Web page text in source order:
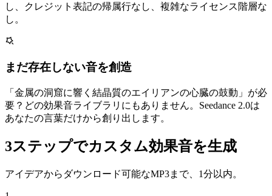
し、クレジット表記の帰属行なし、複雑なライセンス階層な
し。
まだ存在しない音を創造
「金属の洞窟に響く結晶質のエイリアンの心臓の鼓動」が必
要？どの効果音ライブラリにもありません。Seedance 2.0は
あなたの言葉だけから創り出します。
3ステップでカスタム効果音を生成
アイデアからダウンロード可能なMP3まで、1分以内。